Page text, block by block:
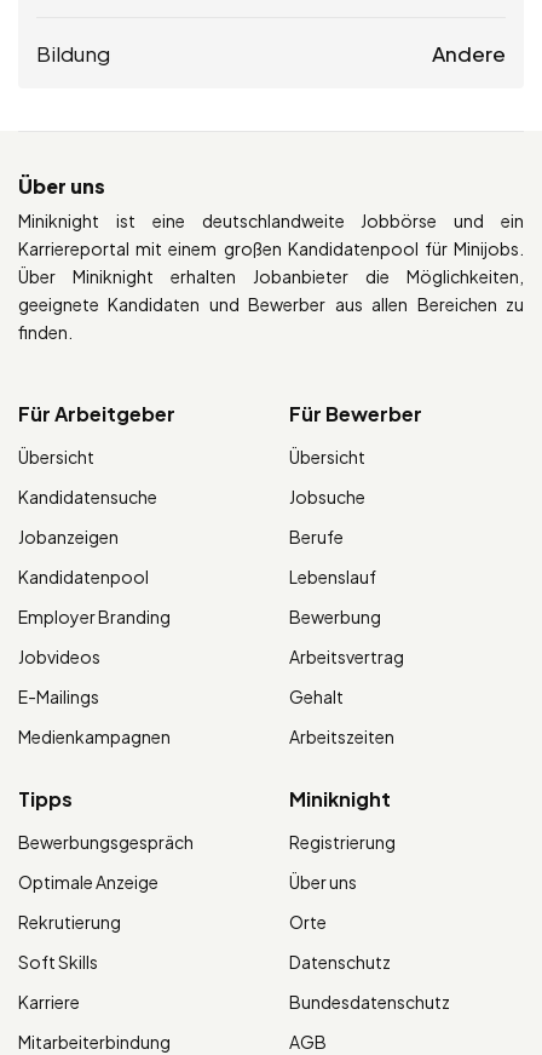
Bildung Andere
Über uns
Miniknight ist eine deutschlandweite Jobbörse und ein
Karriereportal mit einem großen Kandidatenpool für Minijobs.
Über Miniknight erhalten Jobanbieter die Möglichkeiten,
geeignete Kandidaten und Bewerber aus allen Bereichen zu
finden.
Für Arbeitgeber
Übersicht
Kandidatensuche
Jobanzeigen
Kandidatenpool
Employer Branding
Jobvideos
E-Mailings
Medienkampagnen
Für Bewerber
Übersicht
Jobsuche
Berufe
Lebenslauf
Bewerbung
Arbeitsvertrag
Gehalt
Arbeitszeiten
Tipps
Bewerbungsgespräch
Optimale Anzeige
Rekrutierung
Soft Skills
Karriere
Mitarbeiterbindung
Miniknight
Registrierung
Über uns
Orte
Datenschutz
Bundesdatenschutz
AGB